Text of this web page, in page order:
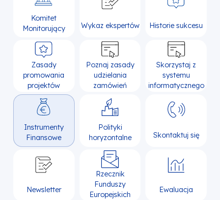
Komitet
Monitorujący
Wykaz ekspertów Historie sukcesu
Zasady
promowania
projektów
Poznaj zasady
udzielania
zamówień
Skorzystaj z
systemu
informatycznego
Instrumenty
Finansowe
Polityki
horyzontalne
Skontaktuj się
Newsletter
Rzecznik
Funduszy
Europejskich
Ewaluacja